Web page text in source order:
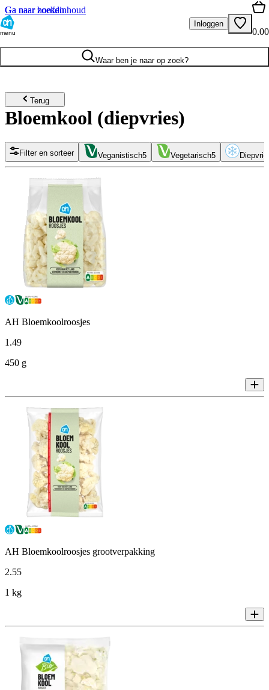
Ga naar hoofdinhoud
Ga naar zoeken
menu
Inloggen
0.00
Waar ben je naar op zoek?
Terug
Bloemkool (diepvries)
Filter en sorteer Veganistisch5 Vegetarisch5
AH Bloemkoolroosjes
1.49
450 g
AH Bloemkoolroosjes grootverpakking
2.55
1 kg